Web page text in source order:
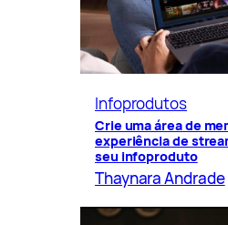
Infoprodutos
Crie uma área de
experiência de
seu infoproduto
Thaynara Andrade